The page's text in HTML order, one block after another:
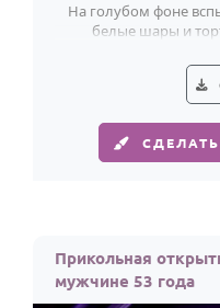
На голубом фоне
белые шары и
Прикольная
мужчине 53 года